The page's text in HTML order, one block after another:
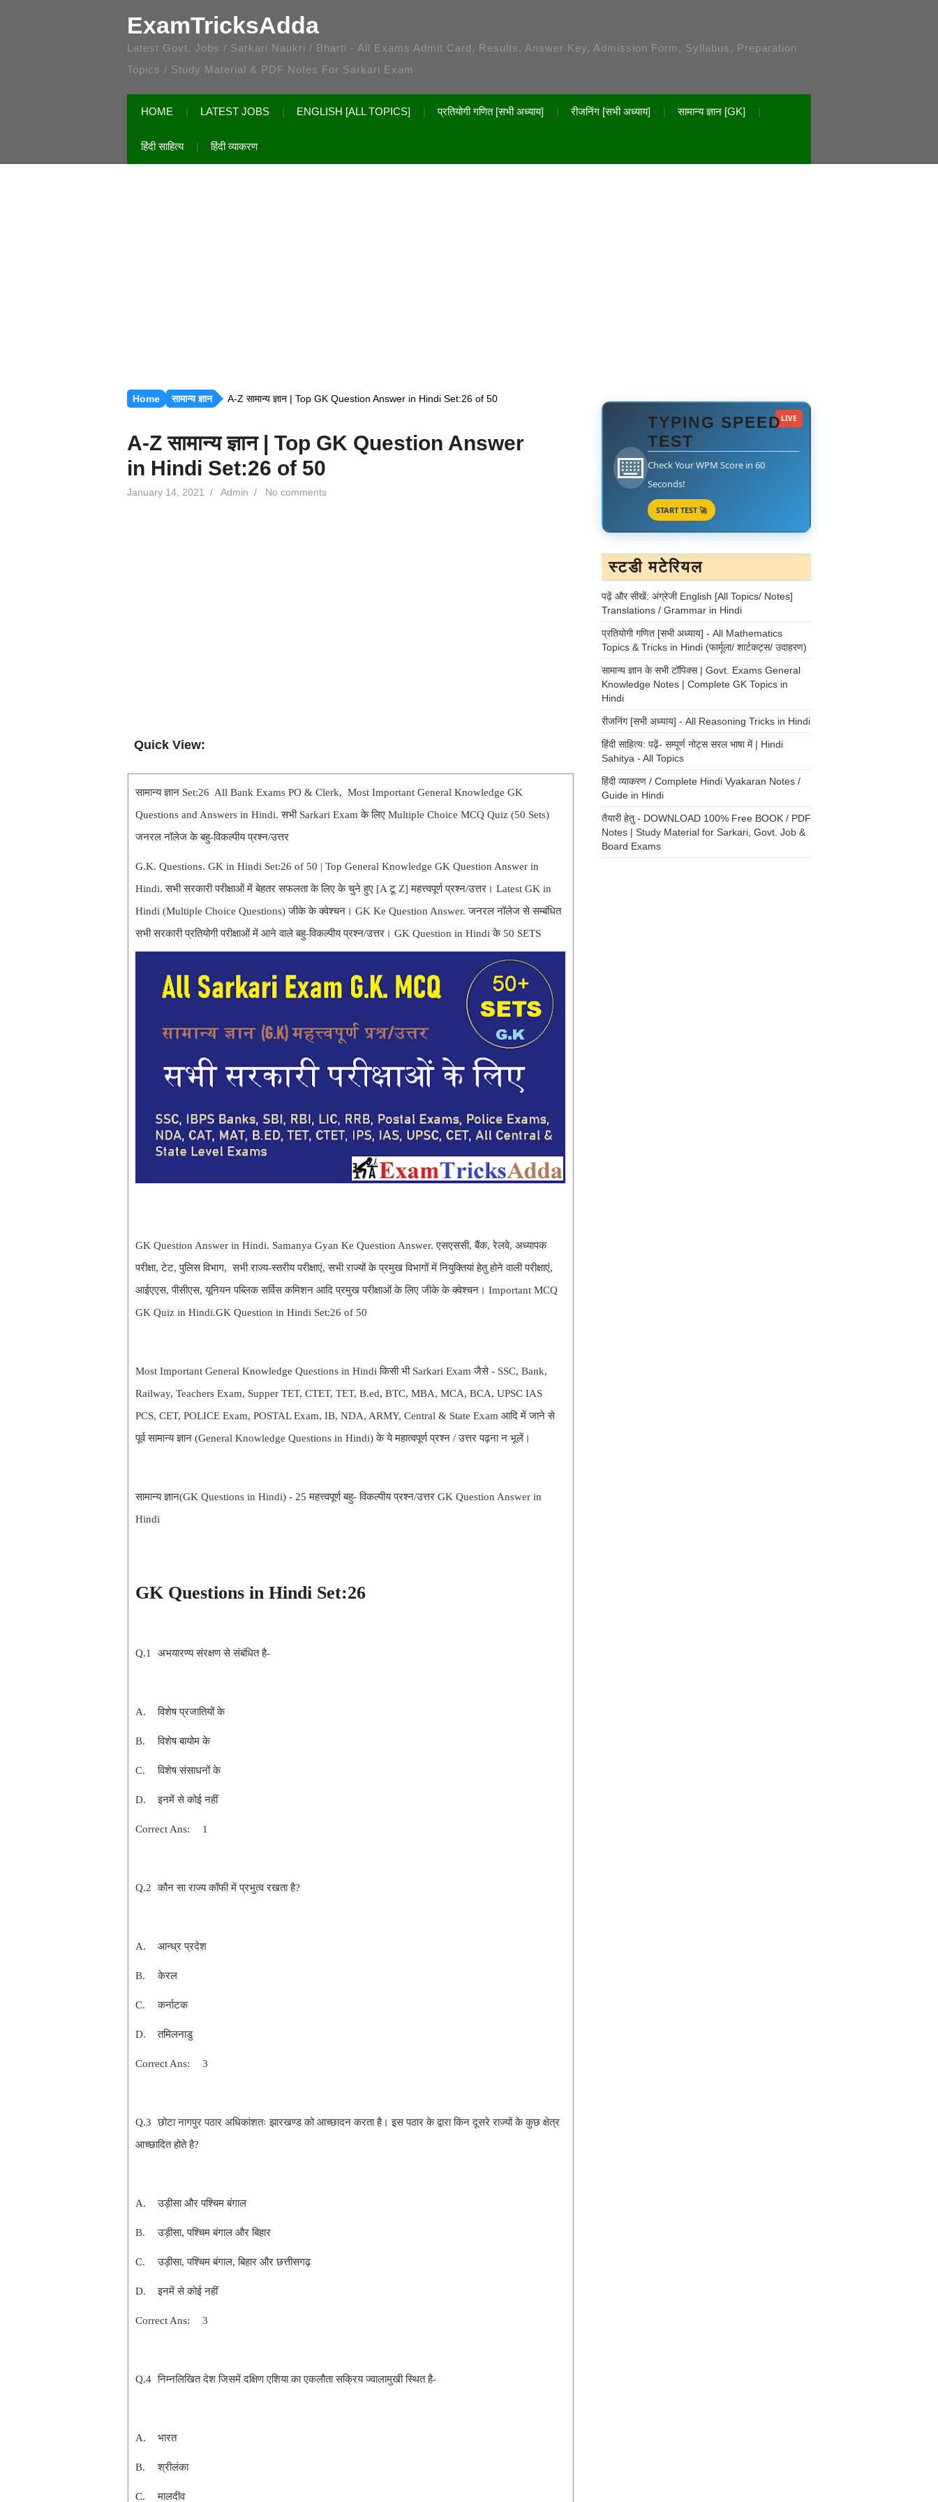
ExamTricksAdda
Latest Govt. Jobs / Sarkari Naukri / Bharti - All Exams Admit Card, Results, Answer Key, Admission Form, Syllabus, Preparation
Topics / Study Material & PDF Notes For Sarkari Exam
HOME LATEST JOBS ENGLISH [ALL TOPICS] प्रतियोगी गणित [सभी अध्याय] रीजनिंग [सभी अध्याय] सामान्य ज्ञान [GK]
हिंदी साहित्य हिंदी व्याकरण
Home सामान्य ज्ञान A-Z सामान्य ज्ञान | Top GK Question Answer in Hindi Set:26 of 50
A-Z सामान्य ज्ञान | Top GK Question Answer
in Hindi Set:26 of 50
January 14, 2021 / Admin / No comments
Quick View:
सामान्य ज्ञान Set:26 All Bank Exams PO & Clerk, Most Important General Knowledge GK
Questions and Answers in Hindi. सभी Sarkari Exam के लिए Multiple Choice MCQ Quiz (50 Sets)
जनरल नॉलेज के बहु-विकल्पीय प्रश्न/उत्तर
G.K. Questions. GK in Hindi Set:26 of 50 | Top General Knowledge GK Question Answer in
Hindi. सभी सरकारी परीक्षाओं में बेहतर सफलता के लिए के चुने हुए [A टू Z] महत्त्वपूर्ण प्रश्न/उत्तर। Latest GK in
Hindi (Multiple Choice Questions) जीके के क्वेश्चन। GK Ke Question Answer. जनरल नॉलेज से सम्बंधित
सभी सरकारी प्रतियोगी परीक्षाओं में आने वाले बहु-विकल्पीय प्रश्न/उत्तर। GK Question in Hindi के 50 SETS
GK Question Answer in Hindi. Samanya Gyan Ke Question Answer. एसएससी, बैंक, रेलवे, अध्यापक
परीक्षा, टेट, पुलिस विभाग, सभी राज्य-स्तरीय परीक्षाएं, सभी राज्यों के प्रमुख विभागों में नियुक्तियां हेतु होने वाली परीक्षाएं,
आईएएस, पीसीएस, यूनियन पब्लिक सर्विस कमिशन आदि प्रमुख परीक्षाओं के लिए जीके के क्वेश्चन। Important MCQ
GK Quiz in Hindi.GK Question in Hindi Set:26 of 50
Most Important General Knowledge Questions in Hindi किसी भी Sarkari Exam जैसे - SSC, Bank,
Railway, Teachers Exam, Supper TET, CTET, TET, B.ed, BTC, MBA, MCA, BCA, UPSC IAS
PCS, CET, POLICE Exam, POSTAL Exam, IB, NDA, ARMY, Central & State Exam आदि में जाने से
पूर्व सामान्य ज्ञान (General Knowledge Questions in Hindi) के ये महात्वपूर्ण प्रश्न / उत्तर पढ़ना न भूलें।
सामान्य ज्ञान(GK Questions in Hindi) - 25 महत्त्वपूर्ण बहु- विकल्पीय प्रश्न/उत्तर GK Question Answer in
Hindi
GK Questions in Hindi Set:26
Q.1 अभयारण्य संरक्षण से संबंधित है-
A. विशेष प्रजातियों के
B. विशेष बायोम के
C. विशेष संसाधनों के
D. इनमें से कोई नहीं
Correct Ans: 1
Q.2 कौन सा राज्य कॉफी में प्रभुत्व रखता है?
A. आन्ध्र प्रदेश
B. केरल
C. कर्नाटक
D. तमिलनाडु
Correct Ans: 3
Q.3
छोटा नागपुर पठार अधिकांशतः झारखण्ड को आच्छादन करता है। इस पठार के द्वारा किन दूसरे राज्यों के कुछ क्षेत्र
आच्छादित होते है?
A. उड़ीसा और पश्चिम बंगाल
B. उड़ीसा, पश्चिम बंगाल और बिहार
C. उड़ीसा, पश्चिम बंगाल, बिहार और छत्तीसगढ़
D. इनमें से कोई नहीं
Correct Ans: 3
Q.4 निम्नलिखित देश जिसमें दक्षिण एशिया का एकलौता सक्रिय ज्वालामुखी स्थित है-
A. भारत
B. श्रीलंका
C. मालदीव
⌨️
TYPING SPEED
TEST
Check Your WPM Score in 60
Seconds!
START TEST 🚀
LIVE
स्टडी मटेरियल
पढ़ें और सीखें: अंग्रेजी English [All Topics/ Notes]
Translations / Grammar in Hindi
प्रतियोगी गणित [सभी अध्याय] - All Mathematics
Topics & Tricks in Hindi (फार्मूला/ शार्टकट्स/ उदाहरण)
सामान्य ज्ञान के सभी टॉपिक्स | Govt. Exams General
Knowledge Notes | Complete GK Topics in
Hindi
रीजनिंग [सभी अध्याय] - All Reasoning Tricks in Hindi
हिंदी साहित्य: पढ़ें- सम्पूर्ण नोट्स सरल भाषा में | Hindi
Sahitya - All Topics
हिंदी व्याकरण / Complete Hindi Vyakaran Notes /
Guide in Hindi
तैयारी हेतु - DOWNLOAD 100% Free BOOK / PDF
Notes | Study Material for Sarkari, Govt. Job &
Board Exams